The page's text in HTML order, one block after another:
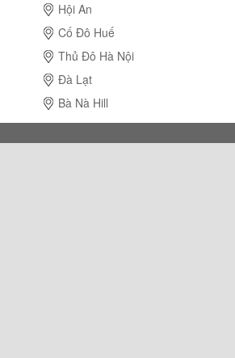
Hội An
Cố Đô Huế
Thủ Đô Hà Nội
Đà Lạt
Bà Nà Hill